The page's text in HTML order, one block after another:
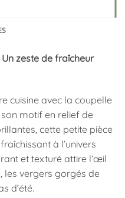
Un zeste de fraîcheur
cuisine avec la coupelle
son motif en relief de
cette petite pièce
à l’univers
et texturé attire l’œil
les vergers gorgés de
d’été.